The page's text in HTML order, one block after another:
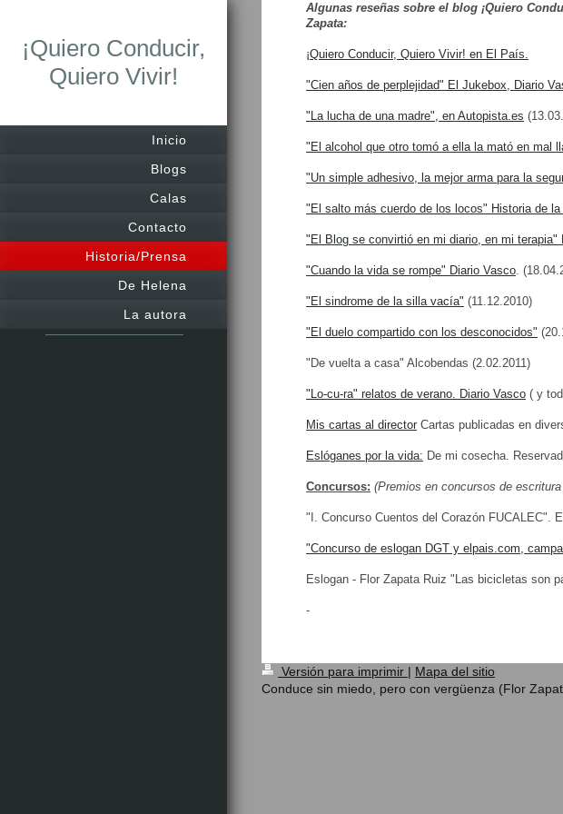
¡Quiero Conducir,
Quiero Vivir!
Inicio
Blogs
Calas
Contacto
Historia/Prensa
De Helena
La autora
Algunas reseñas sobre el blog ¡Quiero
Zapata:
¡Quiero Conducir, Quiero Vivir! en El País.
"Cien años de perplejidad" El Jukebox, Diario
"La lucha de una madre", en Autopista.es
"El alcohol que otro tomó a ella la mató en mal
"Un simple adhesivo, la mejor arma para la
"El salto más cuerdo de los locos" Historia de
"El Blog se convirtió en mi diario, en mi terapia"
"Cuando la vida se rompe" Diario Vasco.
"El sindrome de la silla vacía" (11.12.2010)
"El duelo compartido con los desconocidos"
"De vuelta a casa" Alcobendas (2.02.2011)
"Lo-cu-ra" relatos de verano. Diario Vasco ( y
Mis cartas al director Cartas publicadas en
Eslóganes por la vida: De mi cosecha.
Concursos: (Premios en concursos de
"I. Concurso Cuentos del Corazón FUCALEC".
"Concurso de eslogan DGT y elpais.com,
Eslogan - Flor Zapata Ruiz "Las bicicletas son
-
Versión para imprimir | Mapa del sitio
Conduce sin miedo, pero con vergüenza (Flor